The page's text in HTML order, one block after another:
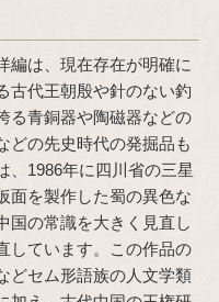
編は、現在存在が明確に
古代王朝殷や針のない釣
る青銅器や陶磁器などの
どの先史時代の発掘品も
、1986年に四川省の三星
面を製作した蜀の異色な
国の常識を大きく見直し
しています。この作品の
どセム形語族の人文学類